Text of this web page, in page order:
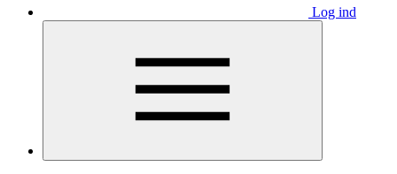
Log ind